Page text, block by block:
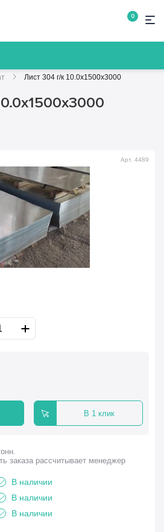
0
Лист 304 г/к 10.0х1500х3000
Арт. 4489
В 1 клик
заказа рассчитывает менеджер
В наличии
В наличии
В наличии